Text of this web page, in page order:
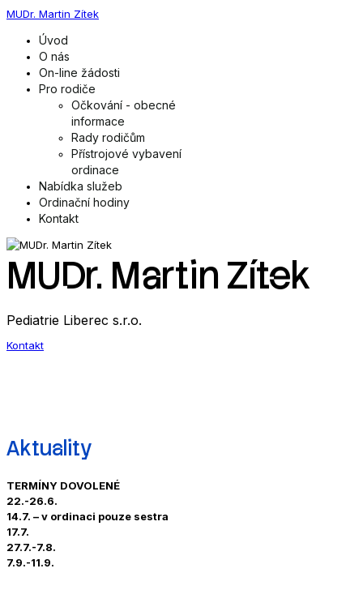
MUDr. Martin Zítek
Úvod
O nás
On-line žádosti
Pro rodiče
Očkování - obecné
informace
Rady rodičům
Přístrojové vybavení
ordinace
Nabídka služeb
Ordinační hodiny
Kontakt
MUDr. Martin Zítek
Pediatrie Liberec s.r.o.
Kontakt
Aktuality
TERMÍNY DOVOLENÉ
22.-26.6.
14.7. – v ordinaci pouze sestra
17.7.
27.7.-7.8.
7.9.-11.9.